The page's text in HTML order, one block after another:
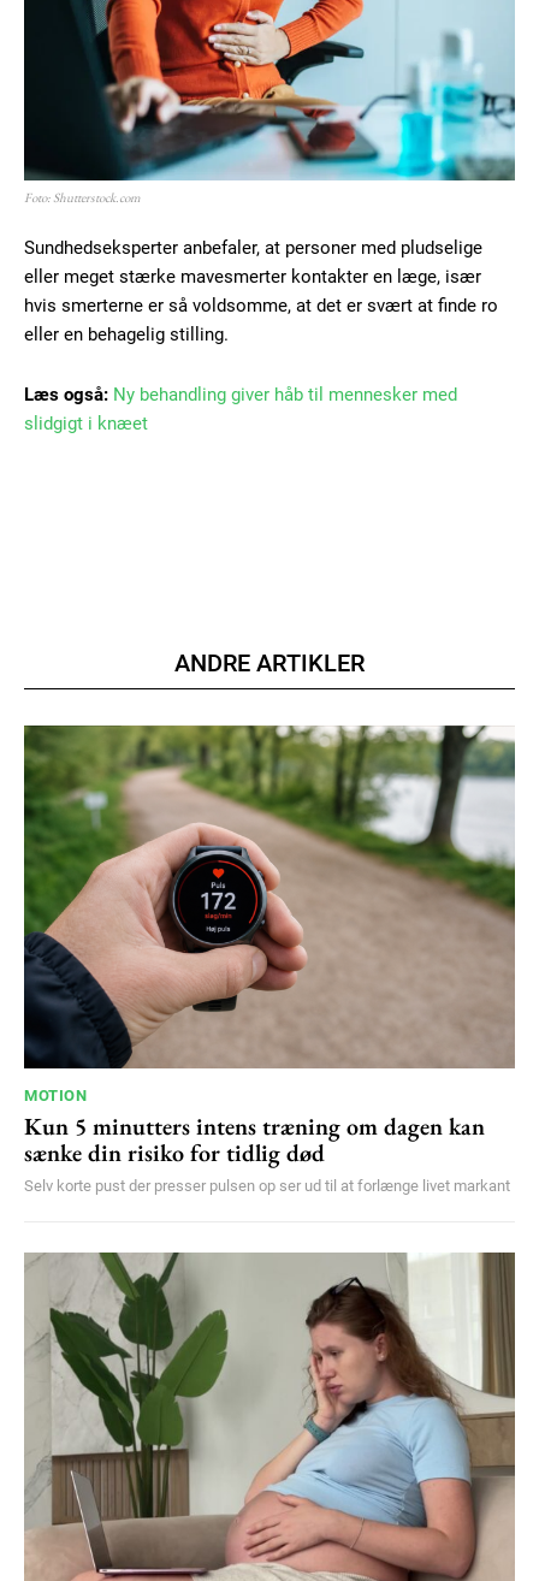
Foto: Shutterstock.com
Sundhedseksperter anbefaler, at personer med pludselige
eller meget stærke mavesmerter kontakter en læge, især
hvis smerterne er så voldsomme, at det er svært at finde ro
eller en behagelig stilling.
Læs også: Ny behandling giver håb til mennesker med
slidgigt i knæet
ANDRE ARTIKLER
MOTION
Kun 5 minutters intens træning om dagen kan
sænke din risiko for tidlig død
Selv korte pust der presser pulsen op ser ud til at forlænge livet markant